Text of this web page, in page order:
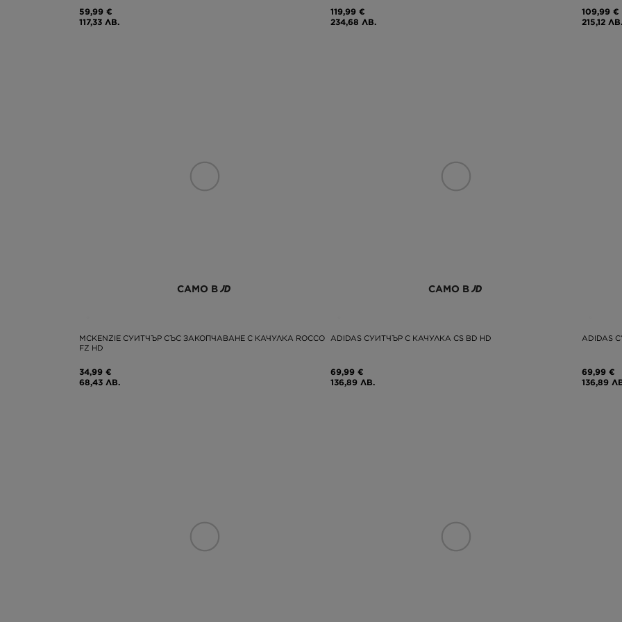
59,99 €
117,33 ЛВ.
119,99 €
234,68 ЛВ.
109,99 €
215,12 ЛВ.
САМО В
MCKENZIE СУИТЧЪР СЪС ЗАКОПЧАВАНЕ С КАЧУЛКА ROCCO
FZ HD
34,99 €
68,43 ЛВ.
САМО В
ADIDAS СУИТЧЪР С КАЧУЛКА CS BD HD
69,99 €
136,89 ЛВ.
ADIDAS
69,99 €
136,89